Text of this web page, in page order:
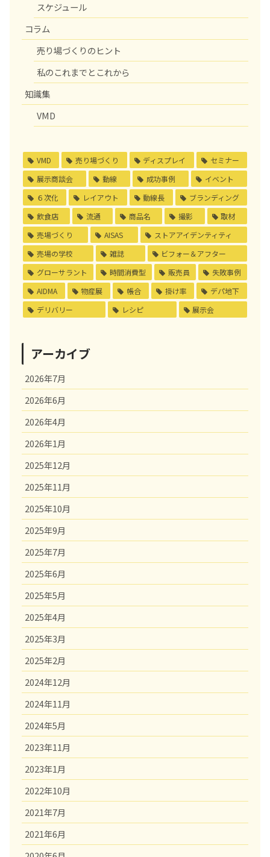
スケジュール
コラム
売り場づくりのヒント
私のこれまでとこれから
知識集
VMD
VMD 売り場づくり ディスプレイ
セミナー
展示商談会
動線 成功事例
イベント
６次化
レイアウト 動線長
ブランディング
飲食店
流通 商品名 撮影
取材
売場づくり
AISAS
ストアアイデンティティ
売場の学校
雑誌
ビフォー＆アフター
グローサラント
時間消費型 販売員
失敗事例
AIDMA
物産展 帳合 掛け率
デパ地下
デリバリー
レシピ 展示会
アーカイブ
2026年7月
2026年6月
2026年4月
2026年1月
2025年12月
2025年11月
2025年10月
2025年9月
2025年7月
2025年6月
2025年5月
2025年4月
2025年3月
2025年2月
2024年12月
2024年11月
2024年5月
2023年11月
2023年1月
2022年10月
2021年7月
2021年6月